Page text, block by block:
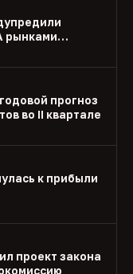
рынками
прогноз
во II квартале
к прибыли
проект закона